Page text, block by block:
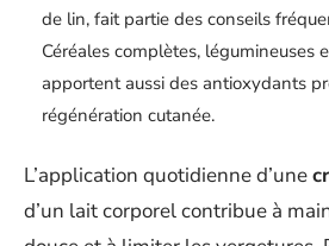
de lin, fait partie des conseils
Céréales complètes, légumineuses
apportent aussi des antioxydants
régénération cutanée.
L’application quotidienne d’une
d’un lait corporel contribue à